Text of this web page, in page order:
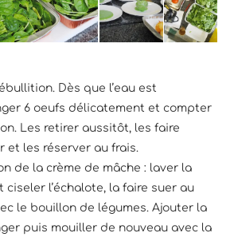
Dès que l’eau est
6 oeufs délicatement et compter
Les retirer aussitôt, les faire
et les réserver au frais.
de la crème de mâche : laver la
ciseler l’échalote, la faire suer au
le bouillon de légumes. Ajouter la
puis mouiller de nouveau avec la